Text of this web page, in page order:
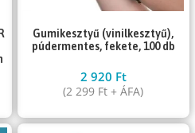
Gumikesztyű (vinilkesztyű),
púdermentes, fekete, 100 db
2 920 Ft
(2 299 Ft + ÁFA)